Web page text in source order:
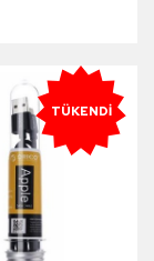
TÜKENDI